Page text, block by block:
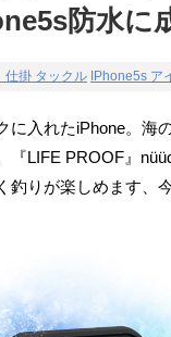
防水に
仕掛 タックル IPhone5s ア
に入れたiPhone。海
『LIFE PROOF』
釣りが楽しめます、